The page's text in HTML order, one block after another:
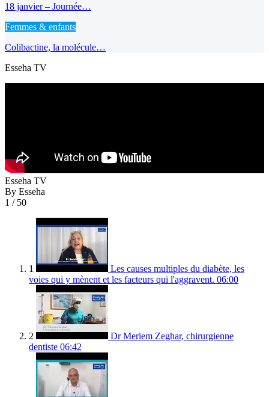
18 janvier – Journée…
Femmes & enfants
Colibactine, la molécule…
Esseha TV
Esseha TV
By Esseha
1 / 50
1
Les causes multiples du diabète, les
voies qui y mènent et les facteurs qui l'aggravent. 06:00
2
Dr Meriem Zeghar, chirurgienne
dentiste 06:42